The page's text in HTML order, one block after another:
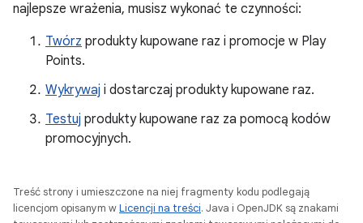
najlepsze wrażenia, musisz wykonać te czynności:
Twórz produkty kupowane raz i promocje w Play
Points.
Wykrywaj i dostarczaj produkty kupowane raz.
Testuj produkty kupowane raz za pomocą kodów
promocyjnych.
Treść strony i umieszczone na niej fragmenty kodu podlegają
licencjom opisanym wLicencji na treści. Java i OpenJDK są znakami